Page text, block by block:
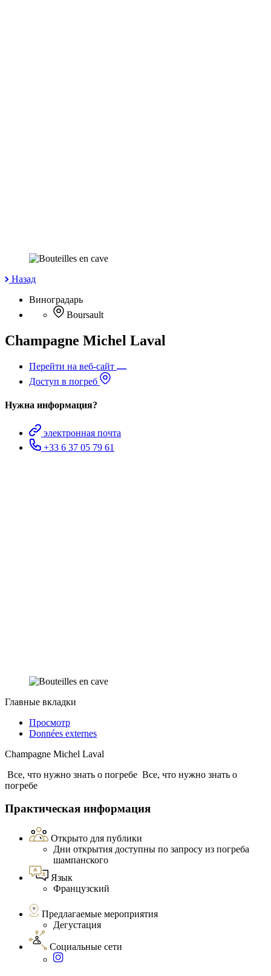
Назад
Виноградарь
Boursault
Champagne Michel Laval
Перейти на веб-сайт
Доступ в погреб
Нужна информация?
электронная почта
+33 6 37 05 79 61
Главные вкладки
Просмотр
Données externes
Champagne Michel Laval
Все, что нужно знать о погребе Все, что нужно знать о
погребе
Практическая информация
Открыто для публики
Дни открытия доступны по запросу из погреба
шампанского
Язык
Французский
Предлагаемые мероприятия
Дегустация
Социальные сети